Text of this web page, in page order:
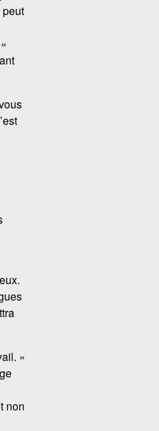
peut
»
non